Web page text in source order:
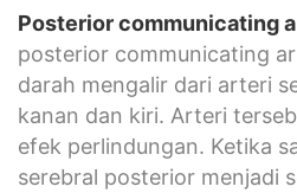
Posterior communicating
posterior communicating
darah mengalir dari arteri
kanan dan kiri. Arteri
efek perlindungan. Ketika
serebral posterior menjadi